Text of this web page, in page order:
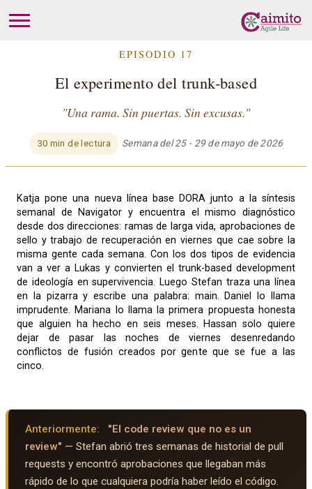
EPISODIO 17
El experimento del trunk-based
"Una rama. Sin puertas. Sin excusas."
30 min de lectura Semana del 25 - 29 de mayo de 2026
Katja pone una nueva línea base DORA junto a la síntesis
semanal de Navigator y encuentra el mismo diagnóstico
desde dos direcciones: ramas de larga vida, aprobaciones de
sello y trabajo de recuperación en viernes que cae sobre la
misma gente cada semana. Con los dos tipos de evidencia
van a ver a Lukas y convierten el trunk-based development
de ideología en supervivencia. Luego Stefan traza una línea
en la pizarra y escribe una palabra: main. Daniel lo llama
imprudente. Mariana lo llama la primera propuesta honesta
que alguien ha hecho en seis meses. Hassan solo quiere
dejar de pasar las noches de viernes desenredando
conflictos de fusión creados por gente que se fue a las
cinco.
Anteriormente:
"El code review que no es un
review" — Stefan abrió tres semanas de historial de pull
requests y encontró aprobaciones que llegaban más
rápido de lo que cualquiera podría haber leído el código.